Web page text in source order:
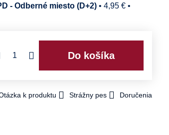
- Odberné miesto (D+2) •4,95 € •
Do košíka
k produktu Strážny pes Doručenia